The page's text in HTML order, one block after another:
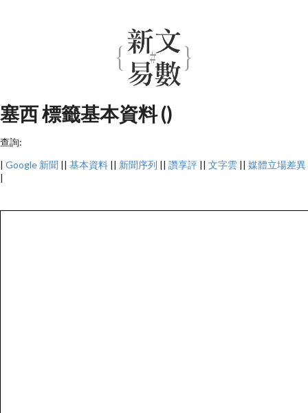
塞西 標籤基本資料 ()
查詢:
| Google 新聞 || 基本資料 || 新聞序列 || 讚享評 || 文字雲 || 媒體立場差異
|